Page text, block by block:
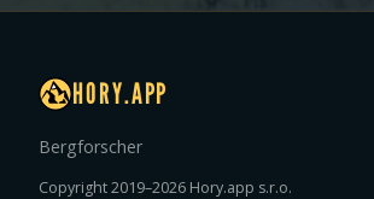
HORY.APP
Bergforscher
Copyright 2019–2026 Hory.app s.r.o.